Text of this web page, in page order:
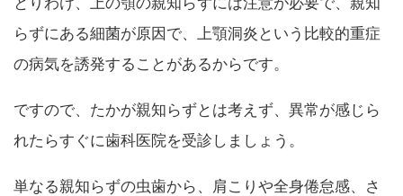
らずにある細菌が原因で、上顎洞炎という比較的重症
の病気を誘発することがあるからです。
ですので、たかが親知らずとは考えず、異常が感じら
れたらすぐに歯科医院を受診しましょう。
単なる親知らずの虫歯から、肩こりや全身倦怠感、さ